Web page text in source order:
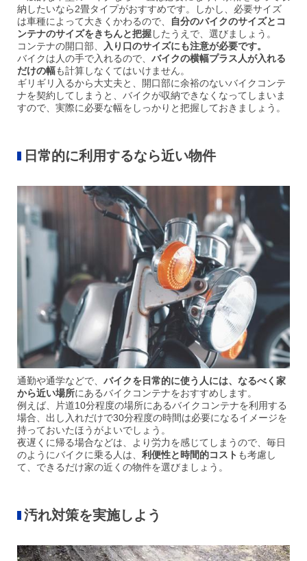
納したいなら2畳タイプがおすすめです。しかし、必要サイズ
は車種によって大きくかわるので、
自分のバイクのサイズとコ
ンテナのサイズをきちんと把握したうえで、選びましょう。
コンテナの開口部、
入り口のサイズにも注意が必要です。
バイクは人の手で入れるので、 バイクの横幅プラス人が入れる
だけの幅も計算しなくてはいけません。
ギリギリ入るから大丈夫と、開口部に余裕のないバイクコンテ
ナを契約してしまうと、バイクが収納できなくなってしまいま
すので、実際に必要な幅をしっかりと把握しておきましょう。
日常的に利用するなら近い物件
通勤や通学などで、 バイクを日常的に使う人には、なるべく家
から近い場所にあるバイクコンテナをおすすめします。
例えば、片道10分程度の場所にあるバイクコンテナを利用する
場合、出し入れだけで30分程度の時間は必要になるイメージを
持っておいたほうがよいでしょう。
夜遅くに帰る場合などは、より労力を感じてしまうので、毎日
のようにバイクに乗る人は、 利便性と時間的コスト も考慮し
て、できるだけ家の近くの物件を選びましょう。
汚れ対策を実施しよう